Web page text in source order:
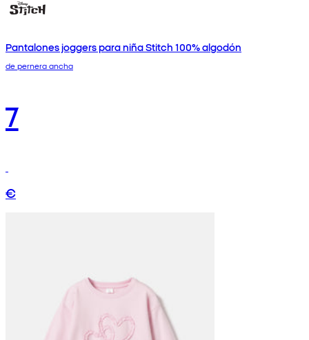
Pantalones joggers para niña Stitch 100% algodón
de pernera ancha
7
€